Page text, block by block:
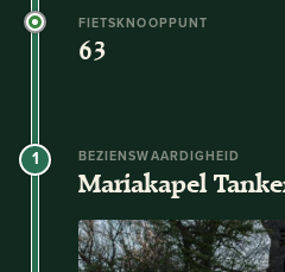
FIETSKNOOPPUNT
63
1 BEZIENSWAARDIGHEID
Mariakapel